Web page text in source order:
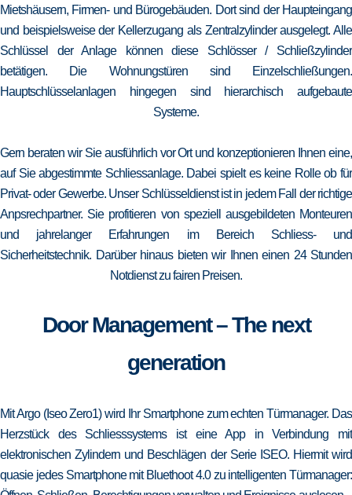
Mietshäusern, Firmen- und Bürogebäuden. Dort sind der Haupteingang
und beispielsweise der Kellerzugang als Zentralzylinder ausgelegt. Alle
Schlüssel der Anlage können diese Schlösser / Schließzylinder
betätigen. Die Wohnungstüren sind Einzelschließungen.
Hauptschlüsselanlagen hingegen sind hierarchisch aufgebaute
Systeme.
Gern beraten wir Sie ausführlich vor Ort und konzeptionieren Ihnen eine,
auf Sie abgestimmte Schliessanlage. Dabei spielt es keine Rolle ob für
Privat- oder Gewerbe. Unser Schlüsseldienst ist in jedem Fall der richtige
Anpsrechpartner. Sie profitieren von speziell ausgebildeten Monteuren
und jahrelanger Erfahrungen im Bereich Schliess- und
Sicherheitstechnik. Darüber hinaus bieten wir Ihnen einen 24 Stunden
Notdienst zu fairen Preisen.
Door Management – The next
generation
Mit Argo (Iseo Zero1) wird Ihr Smartphone zum echten Türmanager. Das
Herzstück des Schliesssystems ist eine App in Verbindung mit
elektronischen Zylindern und Beschlägen der Serie ISEO. Hiermit wird
quasie jedes Smartphone mit Bluethoot 4.0 zu intelligenten Türmanager: